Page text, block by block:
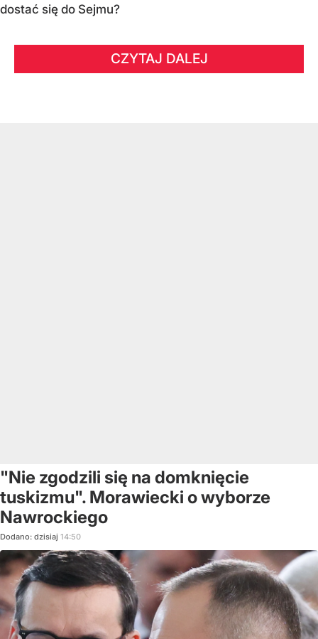
dostać się do Sejmu?
CZYTAJ DALEJ
"Nie zgodzili się na domknięcie
tuskizmu". Morawiecki o wyborze
Nawrockiego
Dodano: dzisiaj 14:50